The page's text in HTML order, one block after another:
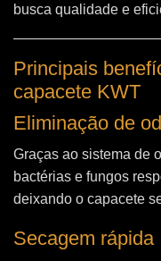
busca qualidade e
Principais
capacete KWT
Eliminação de
Graças ao sistema de
bactérias e fungos
deixando o capacete
Secagem rápida